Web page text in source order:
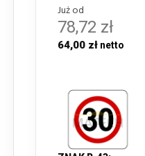
Już od
78,72 zł
64,00 zł